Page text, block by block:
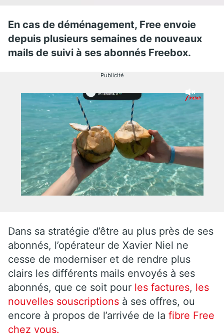
En cas de déménagement, Free envoie
depuis plusieurs semaines de nouveaux
mails de suivi à ses abonnés Freebox.
Publicité
Dans sa stratégie d’être au plus près de ses
abonnés, l’opérateur de Xavier Niel ne
cesse de moderniser et de rendre plus
clairs les différents mails envoyés à ses
abonnés, que ce soit pour les factures, les
nouvelles souscriptions à ses offres, ou
encore à propos de l’arrivée de la fibre Free
chez vous.